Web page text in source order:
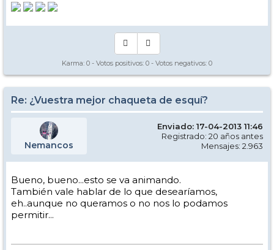
Karma: 0 - Votos positivos: 0 - Votos negativos: 0
Re: ¿Vuestra mejor chaqueta de esquí?
Nemancos
Enviado: 17-04-2013 11:46
Registrado: 20 años antes
Mensajes: 2.963
Bueno, bueno...esto se va animando.
También vale hablar de lo que desearíamos,
eh..aunque no queramos o no nos lo podamos
permitir...